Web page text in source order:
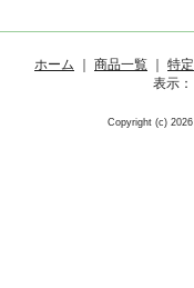
ホーム ｜ 商品一覧 ｜
特
表示：
Copyright (c)